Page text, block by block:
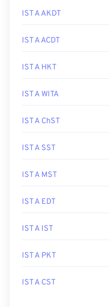
IST A AKDT
IST A ACDT
IST A HKT
IST A WITA
IST A ChST
IST A SST
IST A MST
IST A EDT
IST A IST
IST A PKT
IST A CST